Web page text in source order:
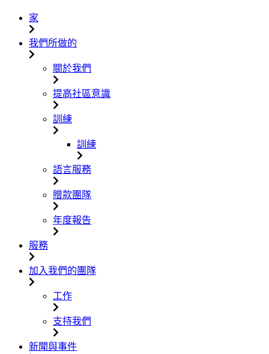
家
我們所做的
關於我們
提高社區意識
訓練
訓練
語言服務
贈款團隊
年度報告
服務
加入我們的團隊
工作
支持我們
新聞與事件